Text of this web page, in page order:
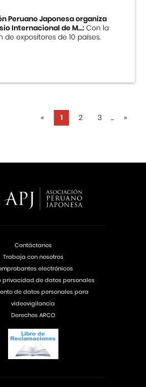
Peruano Japonesa organiza
Internacional de M...:Con la
de expositores de 10 países.
« 1 2 3 ... »
Contáctanos
Trabaja con nosotros
electrónicos
privacidad de datos personales
de datos personales para
videovigilancia
Derechos ARCO